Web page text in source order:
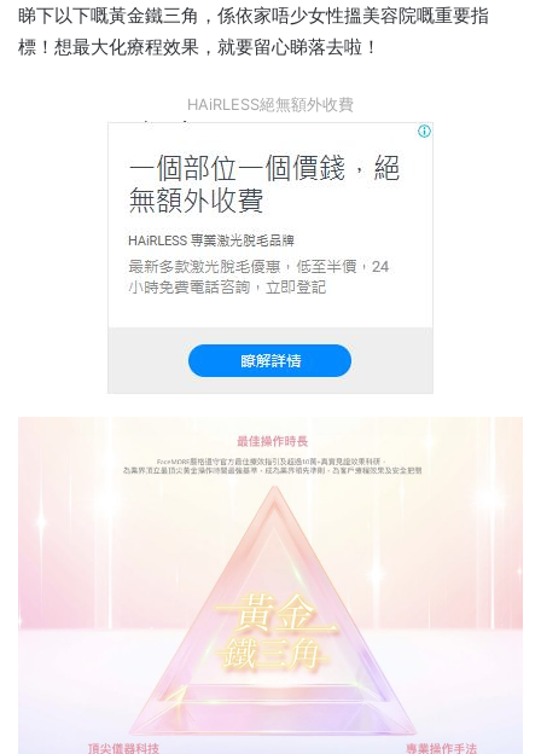
睇下以下嘅黃金鐵三角，係依家唔少女性搵美容院嘅重要指
標！想最大化療程效果，就要留心睇落去啦！
HAiRLESS絕無額外收費